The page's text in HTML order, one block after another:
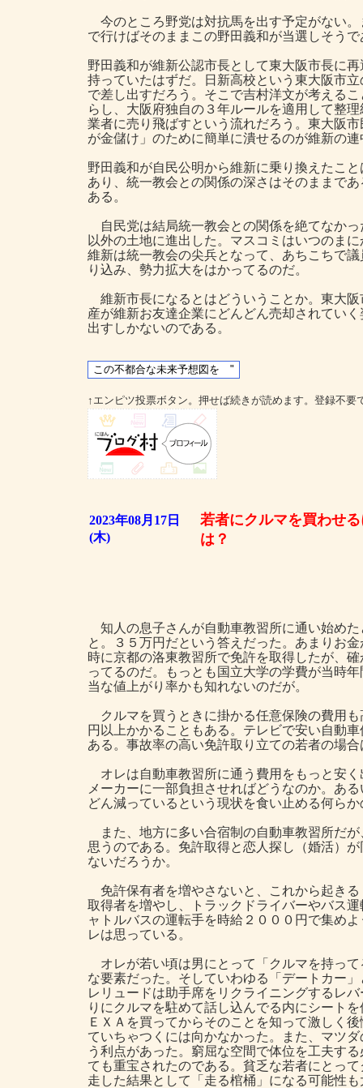
今のところ野党は対抗馬を出す予定がない
で行けばそのままこの野田義和が当選しそう
野田義和が維新公認市長として東大阪市長に
持っていたはずだ。日新高校という東大阪市
で差し出すだろう。そこで吉村洋文が考える
らし、大阪府独自の３年ルールを適用して整
業者に売り飛ばすという流れだろう。東大阪
が金儲け」のために簡単に潰せるのが維新の
野田義和が自民公明から維新に乗り換えたこ
あり、統一教会との関係の深さはそのままで
ある。
自民党は結局統一教会との関係を絶てなか
以外の土地に進出した。マスコミはいつのま
維新は統一教会の尖兵となって、あちこちで
り込み、勢力拡大をはかってるのだ。
維新市長になるとはどういうことか。東大
産が維新お友達企業にどんどん売却されてい
出すしかないのである。
↑エンピツ投票ボタン。押せば続きが読めます。登録不要
2023年08月17日
(木)
若者にクルマを買わせる
は？
知人の息子さんが自動車教習所に通い始め
と。３５万円だという答えだった。あまりお
時に京都の洛東教習所で免許を取得したが、
ってるのだ。もっとも国立大学の学費が当時
当な値上がり率かも知れないのだが。
クルマを買うときに掛かる任意保険の費用
円以上かかることもある。テレビで安い自動
ある。事故率の高い免許取り立ての若者の場
オレは自動車教習所に通う費用をもっと安
メーカーに一部負担させればどうなのか。あ
どん減っているという現状を食い止める何ら
また、地方に多い合宿制の自動車教習所だ
思うのである。免許取得と恋人探し（婚活）
ないだろうか。
免許保有者を増やさないと、これから起き
取得者を増やし、トラックドライバーやバス
ャトルバスの運転手を時給２０００円で集め
レは思っている。
オレが若い頃は男にとって「クルマを持っ
な要素だった。そしていわゆる「デートカー
レリュードは助手席をリクライニングするレ
りにクルマを駐めて話し込んでる内にシート
ＥＸＡを買ってからそのことを知って激しく
ていちゃつくには向かなかった。また、マツ
う利点があった。窮屈な空間で体位を工夫す
ても重宝されたのである。貧乏な若者にとっ
走した結果として「走る棺桶」になる可能性